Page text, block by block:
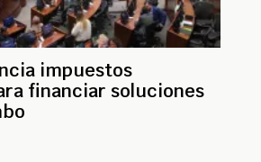
impuestos
financiar soluciones